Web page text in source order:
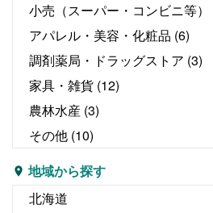
小売（スーパー・コンビニ等）
アパレル・美容・化粧品 (6)
調剤薬局・ドラッグストア (3)
家具・雑貨 (12)
農林水産 (3)
その他 (10)
地域から探す
北海道